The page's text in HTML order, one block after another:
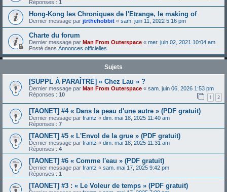
Réponses : 1
Hong-Kong les Chroniques de l'Etrange, le making of
Dernier message par jtrthehobbit « sam. juin 11, 2022 5:16 pm
Charte du forum
Dernier message par Man From Outerspace « mer. juin 02, 2021 10:04 am
Posté dans Annonces officielles
Sujets
[SUPPL À PARAÎTRE] « Chez Lau » ?
Dernier message par Man From Outerspace « sam. juin 06, 2026 1:53 pm
Réponses : 10 1 2
[TAONET] #4 « Dans la peau d'une autre » (PDF gratuit)
Dernier message par frantz « dim. mai 18, 2025 11:40 am
Réponses : 7
[TAONET] #5 « L'Envol de la grue » (PDF gratuit)
Dernier message par frantz « dim. mai 18, 2025 11:31 am
Réponses : 4
[TAONET] #6 « Comme l'eau » (PDF gratuit)
Dernier message par frantz « sam. mai 17, 2025 9:42 pm
Réponses : 1
[TAONET] #3 : « Le Voleur de temps » (PDF gratuit)